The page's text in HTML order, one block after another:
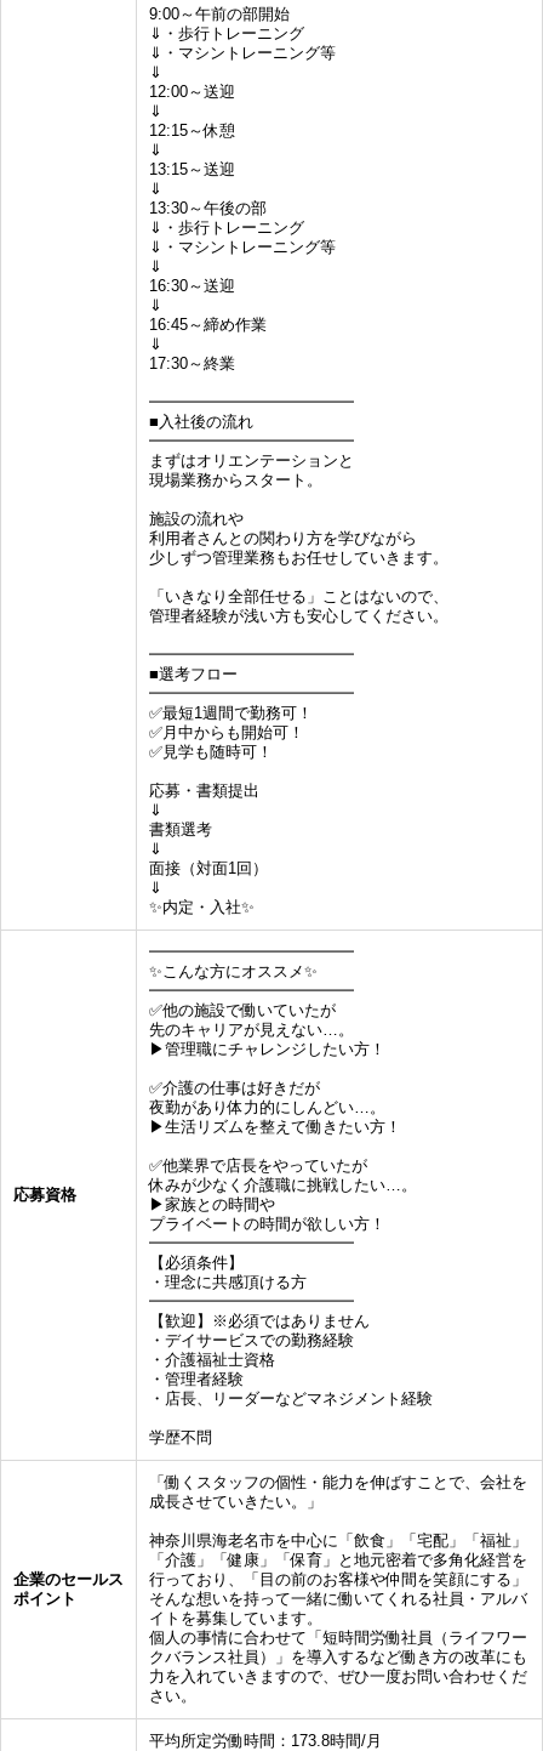
9:00～午前の部開始
⇓・歩行トレーニング
⇓・マシントレーニング等
⇓
12:00～送迎
⇓
12:15～休憩
⇓
13:15～送迎
⇓
13:30～午後の部
⇓・歩行トレーニング
⇓・マシントレーニング等
⇓
16:30～送迎
⇓
16:45～締め作業
⇓
17:30～終業
━━━━━━━━━━━━━
■入社後の流れ
━━━━━━━━━━━━━
まずはオリエンテーションと
現場業務からスタート。
施設の流れや
利用者さんとの関わり方を学びながら
少しずつ管理業務もお任せしていきます。
「いきなり全部任せる」ことはないので、
管理者経験が浅い方も安心してください。
━━━━━━━━━━━━━
■選考フロー
━━━━━━━━━━━━━
✅最短1週間で勤務可！
✅月中からも開始可！
✅見学も随時可！
応募・書類提出
⇓
書類選考
⇓
面接（対面1回）
⇓
✨内定・入社✨
応募資格
━━━━━━━━━━━━━
✨こんな方にオススメ✨
━━━━━━━━━━━━━
✅他の施設で働いていたが
先のキャリアが見えない…。
▶︎管理職にチャレンジしたい方！
✅介護の仕事は好きだが
夜勤があり体力的にしんどい…。
▶︎生活リズムを整えて働きたい方！
✅他業界で店長をやっていたが
休みが少なく介護職に挑戦したい…。
▶︎家族との時間や
プライベートの時間が欲しい方！
━━━━━━━━━━━━━
【必須条件】
・理念に共感頂ける方
━━━━━━━━━━━━━
【歓迎】※必須ではありません
・デイサービスでの勤務経験
・介護福祉士資格
・管理者経験
・店長、リーダーなどマネジメント経験
学歴不問
企業のセールス
ポイント
「働くスタッフの個性・能力を伸ばすことで、会社を
成長させていきたい。」
神奈川県海老名市を中心に「飲食」「宅配」「福祉」
「介護」「健康」「保育」と地元密着で多角化経営を
行っており、「目の前のお客様や仲間を笑顔にする」
そんな想いを持って一緒に働いてくれる社員・アルバ
イトを募集しています。
個人の事情に合わせて「短時間労働社員（ライフワー
クバランス社員）」を導入するなど働き方の改革にも
力を入れていきますので、ぜひ一度お問い合わせくだ
さい。
平均所定労働時間：173.8時間/月